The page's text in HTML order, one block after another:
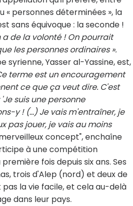
« personnes déterminées », la
sans équivoque : la seconde !
a de la volonté ! On pourrait
les personnes ordinaires ».
syrienne, Yasser al-Yassine, est,
terme est un encouragement
ce que ça veut dire. C'est
suis une personne
y ! (...) Je vais m'entraîner, je
pas jouer, je vais au moins
concept", enchaîne
à une compétition
fois depuis six ans. Ses
trois d'Alep (nord) et deux de
la vie facile, et cela au-delà
dans leur pays.